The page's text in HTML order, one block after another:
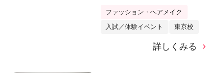
所】
ファッション・ヘアメイク
入試／体験イベント 東京校
詳しくみる